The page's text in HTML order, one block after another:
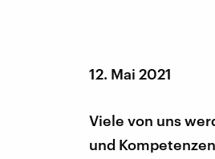
12. Mai 2021
Viele von uns
und